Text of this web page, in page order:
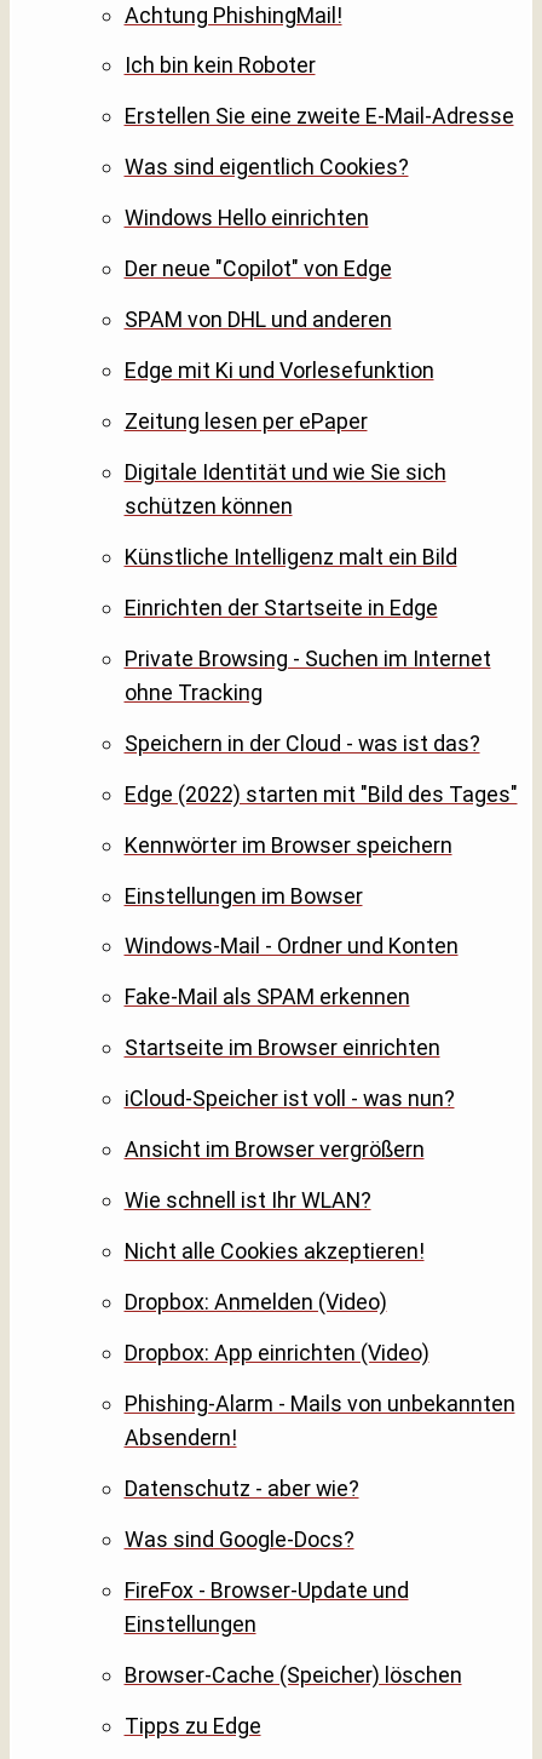
Achtung PhishingMail!
Ich bin kein Roboter
Erstellen Sie eine zweite E-Mail-Adresse
Was sind eigentlich Cookies?
Windows Hello einrichten
Der neue "Copilot" von Edge
SPAM von DHL und anderen
Edge mit Ki und Vorlesefunktion
Zeitung lesen per ePaper
Digitale Identität und wie Sie sich
schützen können
Künstliche Intelligenz malt ein Bild
Einrichten der Startseite in Edge
Private Browsing - Suchen im Internet
ohne Tracking
Speichern in der Cloud - was ist das?
Edge (2022) starten mit "Bild des Tages"
Kennwörter im Browser speichern
Einstellungen im Bowser
Windows-Mail - Ordner und Konten
Fake-Mail als SPAM erkennen
Startseite im Browser einrichten
iCloud-Speicher ist voll - was nun?
Ansicht im Browser vergrößern
Wie schnell ist Ihr WLAN?
Nicht alle Cookies akzeptieren!
Dropbox: Anmelden (Video)
Dropbox: App einrichten (Video)
Phishing-Alarm - Mails von unbekannten
Absendern!
Datenschutz - aber wie?
Was sind Google-Docs?
FireFox - Browser-Update und
Einstellungen
Browser-Cache (Speicher) löschen
Tipps zu Edge